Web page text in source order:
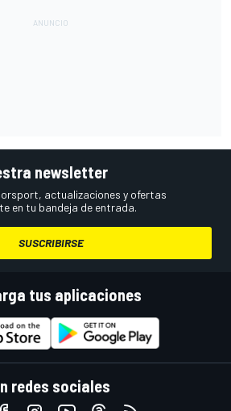
newsletter
actualizaciones y ofertas
en tu bandeja de entrada.
SUSCRIBIRSE
tus aplicaciones
redes sociales